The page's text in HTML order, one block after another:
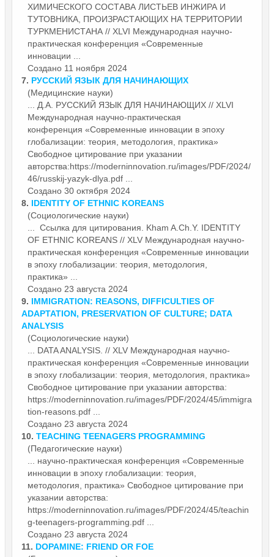
ХИМИЧЕСКОГО СОСТАВА ЛИСТЬЕВ ИНЖИРА И
ТУТОВНИКА, ПРОИЗРАСТАЮЩИХ НА ТЕРРИТОРИИ
ТУРКМЕНИСТАНА // XLVI Международная научно-
практическая конференция «Современные
инновации ...
Создано 11 ноября 2024
7. РУССКИЙ ЯЗЫК ДЛЯ НАЧИНАЮЩИХ
(Медицинские науки)
... Д.А. РУССКИЙ ЯЗЫК ДЛЯ НАЧИНАЮЩИХ // XLVI
Международная научно-практическая
конференция «Современные инновации в эпоху
глобализации: теория, методология, практика»
Свободное цитирование при указании
авторства:https://moderninnovation.ru/images/PDF/2024/
46/russkij-yazyk-dlya.pdf ...
Создано 30 октября 2024
8. IDENTITY OF ETHNIC KOREANS
(Социологические науки)
... Ссылка для цитирования. Kham A.Ch.Y. IDENTITY
OF ETHNIC KOREANS // XLV Международная научно-
практическая конференция «Современные инновации
в эпоху глобализации: теория, методология,
практика» ...
Создано 23 августа 2024
9. IMMIGRATION: REASONS, DIFFICULTIES OF
ADAPTATION, PRESERVATION OF CULTURE; DATA
ANALYSIS
(Социологические науки)
... DATA ANALYSIS. // XLV Международная научно-
практическая конференция «Современные инновации
в эпоху глобализации: теория, методология, практика»
Свободное цитирование при указании авторства:
https://moderninnovation.ru/images/PDF/2024/45/immigra
tion-reasons.pdf ...
Создано 23 августа 2024
10. TEACHING TEENAGERS PROGRAMMING
(Педагогические науки)
... научно-практическая конференция «Современные
инновации в эпоху глобализации: теория,
методология, практика» Свободное цитирование при
указании авторства:
https://moderninnovation.ru/images/PDF/2024/45/teachin
g-teenagers-programming.pdf ...
Создано 23 августа 2024
11. DOPAMINE: FRIEND OR FOE